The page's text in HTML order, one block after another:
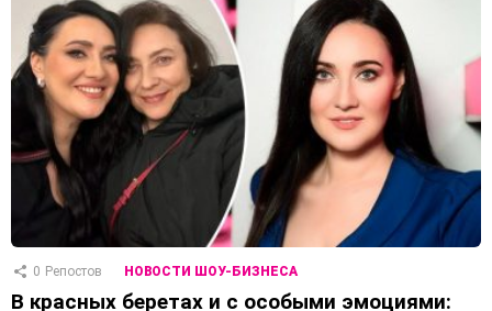
0 Репостов НОВОСТИ ШОУ-БИЗНЕСА
В красных беретах и ​​с особыми эмоциями: